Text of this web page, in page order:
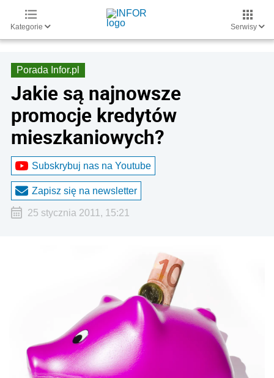
Kategorie Serwisy
Porada Infor.pl
Jakie są najnowsze
promocje kredytów
mieszkaniowych?
Subskrybuj nas na Youtube
Zapisz się na newsletter
25 stycznia 2011, 15:21